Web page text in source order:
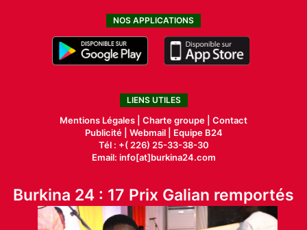
NOS APPLICATIONS
LIENS UTILES
Mentions Légales | Charte groupe | Contact
Publicité| Webmail |
Equipe B24
Tél : +( 226) 25-33-38-30
Email: info[at]burkina24.com
Burkina 24 : 17 Prix Galian remportés